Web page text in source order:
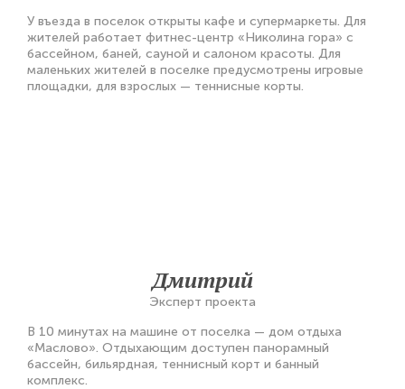
У въезда в поселок открыты кафе и супермаркеты. Для
жителей работает фитнес-центр «Николина гора» с
бассейном, баней, сауной и салоном красоты. Для
маленьких жителей в поселке предусмотрены игровые
площадки, для взрослых — теннисные корты.
Дмитрий
Эксперт проекта
В 10 минутах на машине от поселка — дом отдыха
«Маслово». Отдыхающим доступен панорамный
бассейн, бильярдная, теннисный корт и банный
комплекс.